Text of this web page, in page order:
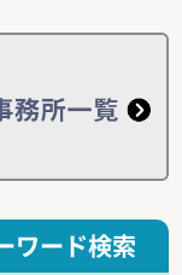
ワード検索